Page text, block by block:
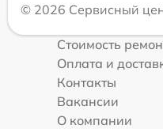
© 2026 Сервисный
Стоимость
Оплата и
Контакты
Вакансии
О компании